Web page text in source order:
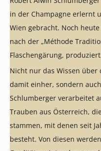
in der Champagne erlernt
Wien gebracht. Noch
nach der „Méthode
Flaschengärung,
Nicht nur das Wissen
damit einher, sondern
Schlumberger verarbeitet
Trauben aus Österreich,
stammen, mit denen seit
besteht. Von diesen